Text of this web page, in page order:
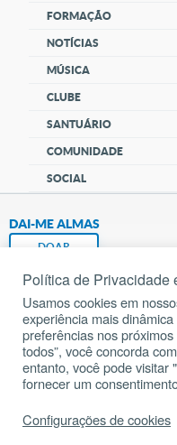
FORMAÇÃO
NOTÍCIAS
MÚSICA
CLUBE
SANTUÁRIO
COMUNIDADE
SOCIAL
DAI-ME ALMAS
DOAR
Fundação
Pedido de
Mapa do
Política de Privacidade
Usamos cookies em
experiência mais
preferências nos
todos”, você concorda
entanto, você pode visitar
fornecer um
Configurações de cookies